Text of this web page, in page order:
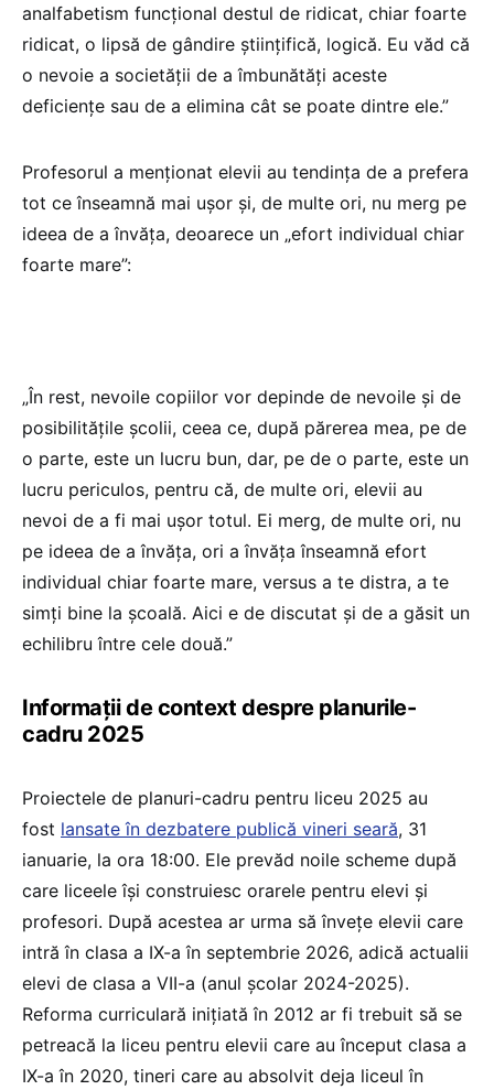
analfabetism funcțional destul de ridicat, chiar foarte
ridicat, o lipsă de gândire științifică, logică. Eu văd că
o nevoie a societății de a îmbunătăți aceste
deficiențe sau de a elimina cât se poate dintre ele.”
Profesorul a menționat elevii au tendința de a prefera
tot ce înseamnă mai ușor și, de multe ori, nu merg pe
ideea de a învăța, deoarece un „efort individual chiar
foarte mare”:
„În rest, nevoile copiilor vor depinde de nevoile și de
posibilitățile școlii, ceea ce, după părerea mea, pe de
o parte, este un lucru bun, dar, pe de o parte, este un
lucru periculos, pentru că, de multe ori, elevii au
nevoi de a fi mai ușor totul. Ei merg, de multe ori, nu
pe ideea de a învăța, ori a învăța înseamnă efort
individual chiar foarte mare, versus a te distra, a te
simți bine la școală. Aici e de discutat și de a găsit un
echilibru între cele două.”
Informații de context despre planurile-
cadru 2025
Proiectele de planuri-cadru pentru liceu 2025 au
fost lansate în dezbatere publică vineri seară, 31
ianuarie, la ora 18:00. Ele prevăd noile scheme după
care liceele își construiesc orarele pentru elevi și
profesori. După acestea ar urma să învețe elevii care
intră în clasa a IX-a în septembrie 2026, adică actualii
elevi de clasa a VII-a (anul școlar 2024-2025).
Reforma curriculară inițiată în 2012 ar fi trebuit să se
petreacă la liceu pentru elevii care au început clasa a
IX-a în 2020, tineri care au absolvit deja liceul în